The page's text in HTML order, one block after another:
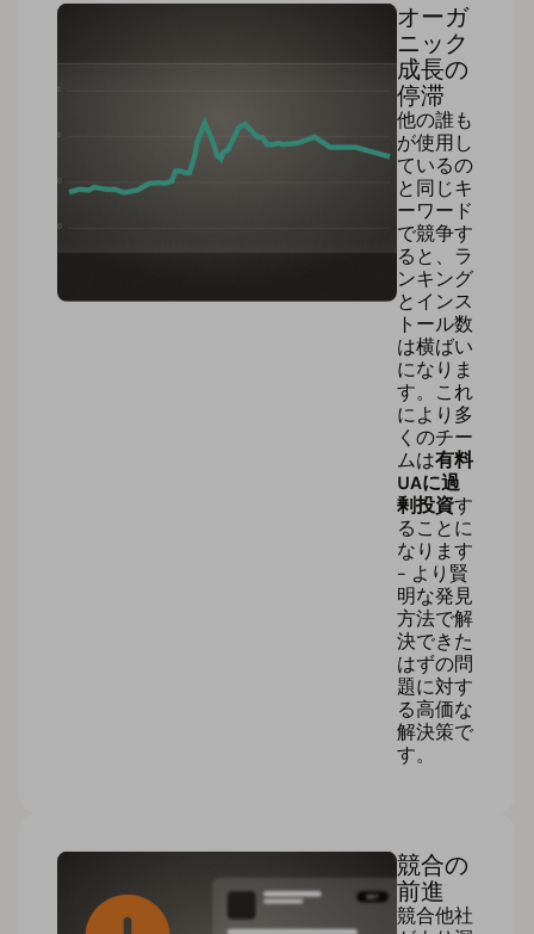
オーガ
ニック
成長の
停滞
他の誰も
が使用し
ているの
と同じキ
ーワード
で競争す
ると、ラ
ンキング
とインス
トール数
は横ばい
になりま
す。これ
により多
くのチー
ムは有料
UAに過
剰投資す
ることに
なります
– より賢
明な発見
方法で解
決できた
はずの問
題に対す
る高価な
解決策で
す。
競合の
前進
競合他社